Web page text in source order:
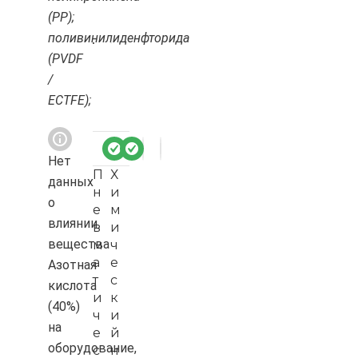
(PP);
поливинилиденфторида
(PVDF
/
ECTFE);
Нет
данных
о
влиянии
вещества
Азотная
кислота
(40%)
на
оборудование,
П
н
е
в
м
а
т
и
ч
е
с
Х
и
м
и
ч
е
с
к
и
й
н